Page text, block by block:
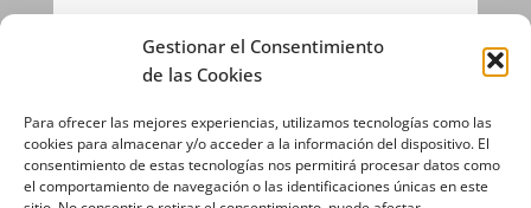
Gestionar el Consentimiento
de las Cookies
Para ofrecer las mejores experiencias, utilizamos tecnologías como las
cookies para almacenar y/o acceder a la información del dispositivo. El
consentimiento de estas tecnologías nos permitirá procesar datos como
el comportamiento de navegación o las identificaciones únicas en este